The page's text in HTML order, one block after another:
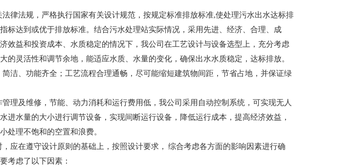
律法规，严格执行国家有关设计规范，按规定标准排放标准,使处理污水出水达标排
标达到或优于排放标准。结合污水处理站实际情况，采用先进、经济、合理、成
效益和投资成本、水质稳定的情况下，我公司在工艺设计与设备选型上，充分考虑
的灵活性和调节余地，能适应水质、水量的变化，确保出水水质稳定，达标排放。
洁、功能齐全；工艺流程合理通畅，尽可能缩短建筑物间距，节省占地，并保证绿
理及维修，节能、动力消耗和运行费用低，我公司采用自动控制系统，可实现无人
进水量的大小进行调节设备，实现间断运行设备，降低运行成本，提高经济效益，
处理不饱和的空置和浪费。
应在遵守设计原则的基础上，按照设计要求， 综合考虑各方面的影响因素进行确
考虑了以下因素：